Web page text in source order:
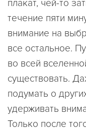
плакат, чей-то
течение пяти
внимание на
все остальное.
во всей
существовать.
подумать о
удерживать
Только после